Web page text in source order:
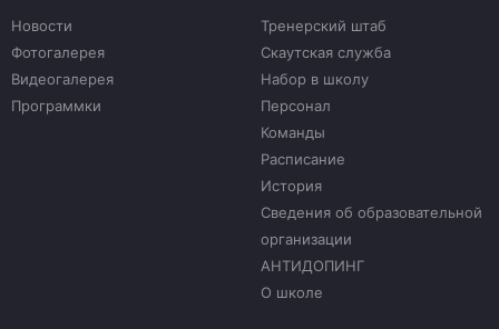
Новости
Фотогалерея
Видеогалерея
Программки
Тренерский штаб
Скаутская служба
Набор в школу
Персонал
Команды
Расписание
История
Сведения об образовательной
организации
АНТИДОПИНГ
О школе